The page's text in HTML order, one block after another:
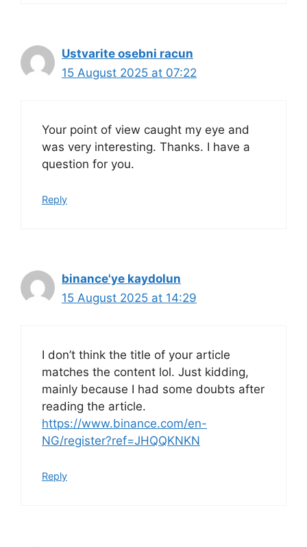
Ustvarite osebni racun
15 August 2025 at 07:22
Your point of view caught my eye and
was very interesting. Thanks. I have a
question for you.
Reply
binance'ye kaydolun
15 August 2025 at 14:29
I don’t think the title of your article
matches the content lol. Just kidding,
mainly because I had some doubts after
reading the article.
https://www.binance.com/en-
NG/register?ref=JHQQKNKN
Reply